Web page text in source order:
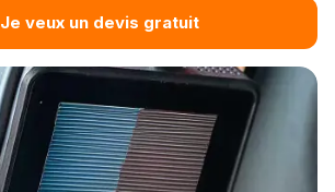
Je veux un devis gratuit